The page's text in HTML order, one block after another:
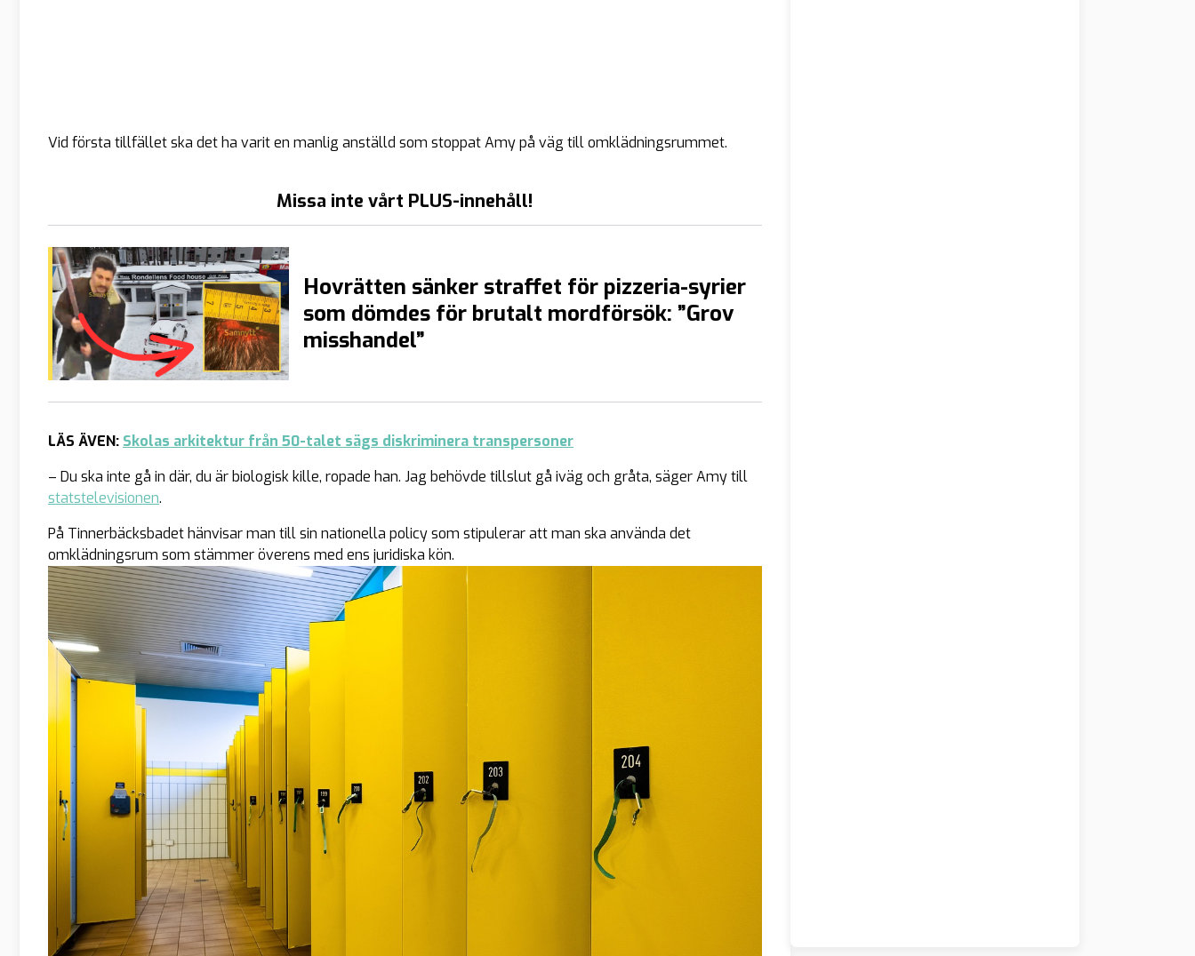
Vid första tillfället ska det ha varit en manlig anställd som stoppat Amy på väg till omklädningsrummet.
Missa inte vårt PLUS-innehåll!
Hovrätten sänker straffet för pizzeria-syrier
som dömdes för brutalt mordförsök: ”Grov
misshandel”
LÄS ÄVEN: Skolas arkitektur från 50-talet sägs diskriminera transpersoner
– Du ska inte gå in där, du är biologisk kille, ropade han. Jag behövde tillslut gå iväg och gråta, säger Amy till
statstelevisionen.
På Tinnerbäcksbadet hänvisar man till sin nationella policy som stipulerar att man ska använda det
omklädningsrum som stämmer överens med ens juridiska kön.